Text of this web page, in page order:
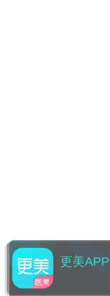
更美APP